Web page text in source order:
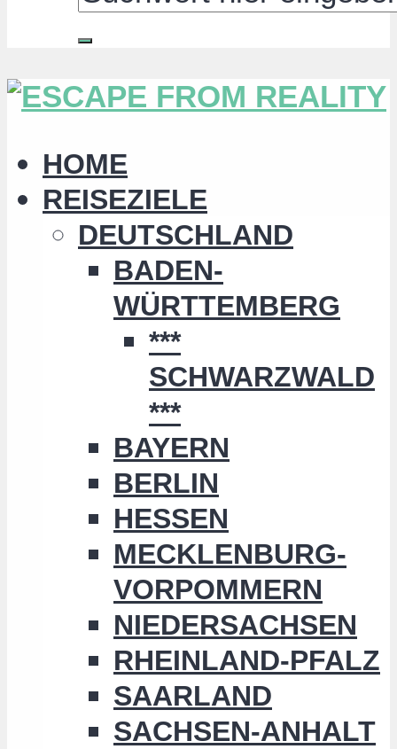
HOME
REISEZIELE
DEUTSCHLAND
BADEN-
WÜRTTEMBERG
***
SCHWARZWALD
***
BAYERN
BERLIN
HESSEN
MECKLENBURG-
VORPOMMERN
NIEDERSACHSEN
RHEINLAND-PFALZ
SAARLAND
SACHSEN-ANHALT